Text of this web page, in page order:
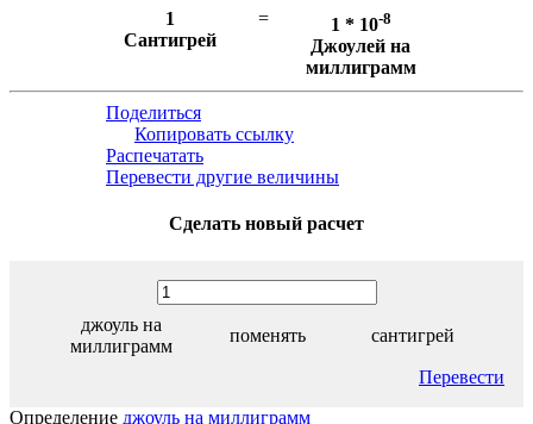
1
Сантигрей
= 1 * 10-8
Джоулей на
миллиграмм
Поделиться
Копировать ссылку
Распечатать
Перевести другие величины
Сделать новый расчет
джоуль на
миллиграмм
поменять сантигрей
Перевести
Определение джоуль на миллиграмм